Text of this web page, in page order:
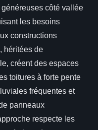
côté vallée
les besoins
constructions
héritées de
créent des espaces
toitures à forte pente
fréquentes et
panneaux
respecte les